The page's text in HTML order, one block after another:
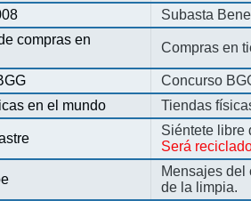
Subasta
compras en
Compras en
Concurso
en el mundo
Tiendas
Siéntete libre
Será
Mensajes del
de la limpia.